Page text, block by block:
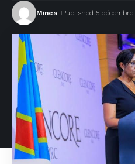
Mines Published 5